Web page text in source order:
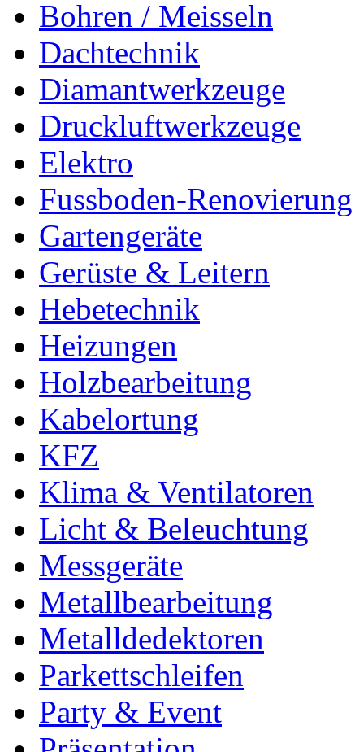
Bohren / Meisseln
Dachtechnik
Diamantwerkzeuge
Druckluftwerkzeuge
Elektro
Fussboden-Renovierung
Gartengeräte
Gerüste & Leitern
Hebetechnik
Heizungen
Holzbearbeitung
Kabelortung
KFZ
Klima & Ventilatoren
Licht & Beleuchtung
Messgeräte
Metallbearbeitung
Metalldedektoren
Parkettschleifen
Party & Event